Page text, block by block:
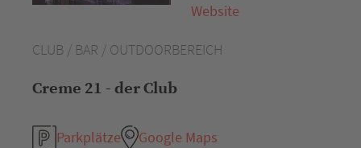
CLUB / BAR / OUTDOORBEREICH
Creme 21 - der Club
Parkplätze
Google Maps
Website